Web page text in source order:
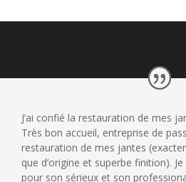
J’ai confié la restauration de mes
Très bon accueil, entreprise de
restauration de mes jantes
que d’origine et superbe finition).
pour son sérieux et son